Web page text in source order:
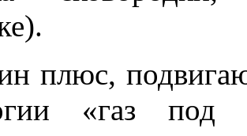
плюс,
«газ